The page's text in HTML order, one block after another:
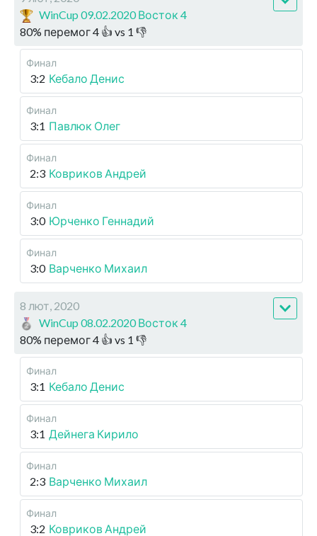
WinCup 09.02.2020 Восток 4
80% перемог4 👍 vs 1 👎
Финал
3:2 Кебало Денис
Финал
3:1 Павлюк Олег
Финал
2:3 Ковриков Андрей
Финал
3:0 Юрченко Геннадий
Финал
3:0 Варченко Михаил
8 лют, 2020
WinCup 08.02.2020 Восток 4
80% перемог4 👍 vs 1 👎
Финал
3:1 Кебало Денис
Финал
3:1 Дейнега Кирило
Финал
2:3 Варченко Михаил
Финал
3:2 Ковриков Андрей